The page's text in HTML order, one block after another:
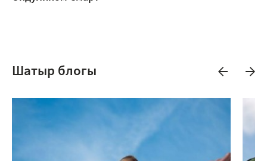
Шатыр блогы